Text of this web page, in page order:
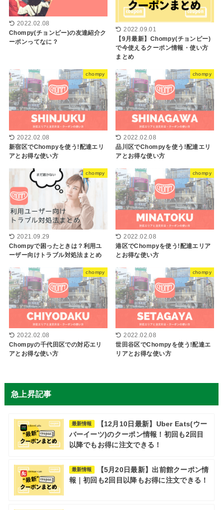
2022.02.08
Chompy(チョンピー)の友達紹介ク
ーポンってなに？
2022.09.01
【9月最新】Chompy(チョンピー)
で今使えるクーポン情報・使い方
まとめ
chompy
2022.02.08
新宿区でChompyを使う!配達エリ
アとお得な使い方
chompy
2022.02.08
品川区でChompyを使う!配達エリ
アとお得な使い方
chompy
2021.09.29
Chompyで困ったときは？利用ユ
ーザー向けトラブル対処法まとめ
chompy
2022.02.08
港区でChompyを使う!配達エリア
とお得な使い方
chompy
2022.02.08
Chompyの千代田区での対応エリ
アとお得な使い方
chompy
2022.02.08
世田谷区でChompyを使う!配達エ
リアとお得な使い方
急上昇記事
最新情報
【12月10日最新】Uber Eats(ウー
バーイーツ)のクーポン情報！初回も2回目
以降でもお得に注文できる！
最新情報
【5月20日最新】出前館クーポン情
報｜初回も2回目以降もお得に注文できる！